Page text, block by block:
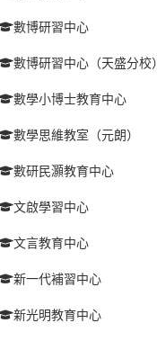
數博研習中心
數博研習中心（天盛分校）
數學小博士教育中心
數學思維教室（元朗）
數研民灝教育中心
文啟學習中心
文言教育中心
新一代補習中心
新光明教育中心